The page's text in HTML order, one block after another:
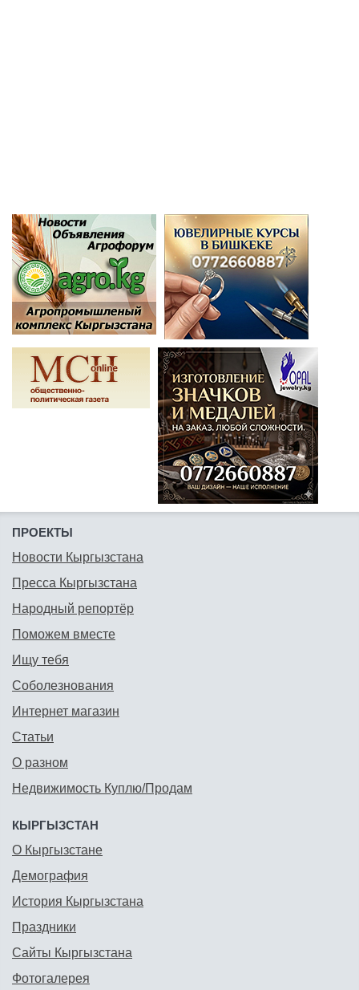
ПРОЕКТЫ
Новости Кыргызстана
Пресса Кыргызстана
Народный репортёр
Поможем вместе
Ищу тебя
Соболезнования
Интернет магазин
Статьи
О разном
Недвижимость Куплю/Продам
КЫРГЫЗСТАН
О Кыргызстане
Демография
История Кыргызстана
Праздники
Сайты Кыргызстана
Фотогалерея